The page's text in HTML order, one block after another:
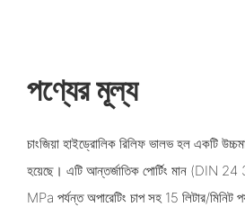
পণ্যের মূল্য
চাংজিয়া হাইড্রোলিক রিলিফ ভালভ হল একটি
হয়েছে। এটি আন্তর্জাতিক পোর্টিং মান (DIN
MPa পর্যন্ত অপারেটিং চাপ সহ 15 লিটার/মিনিট